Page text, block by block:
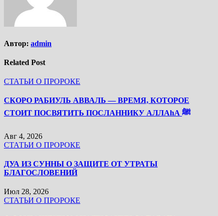
Автор: admin
Related Post
СТАТЬИ О ПРОРОКЕ
СКОРО РАБИУЛЬ АВВАЛЬ — ВРЕМЯ, КОТОРОЕ
СТОИТ ПОСВЯТИТЬ ПОСЛАННИКУ АЛЛАhА ﷺ
Авг 4, 2026
СТАТЬИ О ПРОРОКЕ
ДУА ИЗ СУННЫ О ЗАЩИТЕ ОТ УТРАТЫ
БЛАГОСЛОВЕНИЙ
Июл 28, 2026
СТАТЬИ О ПРОРОКЕ